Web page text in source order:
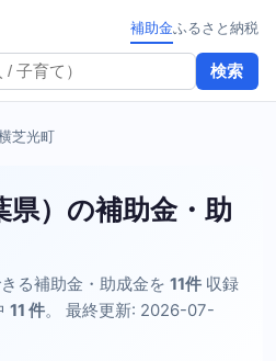
検索
補助金ふるさと納税
芝光町
県）の補助金・助
る補助金・助成金を 11件 収録
11 件。 最終更新: 2026-07-